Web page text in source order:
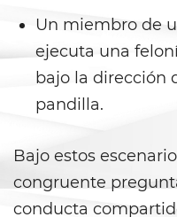
Fraude
Los
Un miembro de
ejecuta una
bajo la dirección
pandilla.
Bajo estos
congruente
conducta